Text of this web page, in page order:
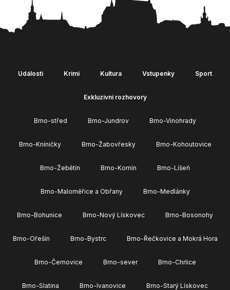
Události Krimi Kultura Vstupenky Sport
Exkluzivní rozhovory
Brno-střed Brno-Jundrov Brno-Vinohrady
Brno-Kníničky Brno-Žabovřesky Brno-Kohoutovice
Brno-Žebětín Brno-Komín Brno-Líšeň
Brno-Maloměřice a Obřany Brno-Medlánky
Brno-Bohunice Brno-Nový Lískovec Brno-Bosonohy
Brno-Ořešín Brno-Bystrc Brno-Řečkovice a Mokrá Hora
Brno-Černovice Brno-sever Brno-Chrlice
Brno-Slatina Brno-Ivanovice Brno-Starý Lískovec